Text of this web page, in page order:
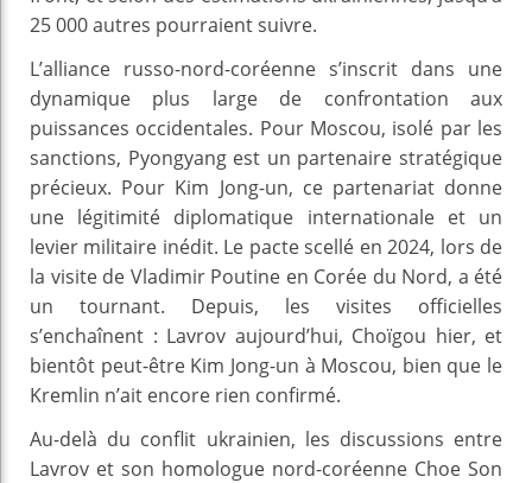
25 000 autres pourraient suivre.
L’alliance russo-nord-coréenne s’inscrit dans une
dynamique plus large de confrontation aux
puissances occidentales. Pour Moscou, isolé par les
sanctions, Pyongyang est un partenaire stratégique
précieux. Pour Kim Jong-un, ce partenariat donne
une légitimité diplomatique internationale et un
levier militaire inédit. Le pacte scellé en 2024, lors de
la visite de Vladimir Poutine en Corée du Nord, a été
un tournant. Depuis, les visites officielles
s’enchaînent : Lavrov aujourd’hui, Choïgou hier, et
bientôt peut-être Kim Jong-un à Moscou, bien que le
Kremlin n’ait encore rien confirmé.
Au-delà du conflit ukrainien, les discussions entre
Lavrov et son homologue nord-coréenne Choe Son